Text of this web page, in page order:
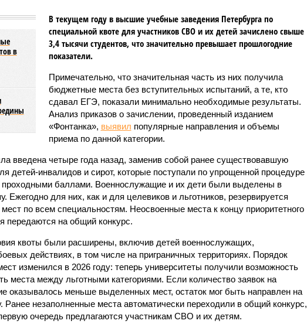
в
В текущем году в высшие учебные заведения Петербурга по
специальной квоте для участников СВО и их детей зачислено свыше
3,4 тысячи студентов, что значительно превышает прошлогодние
показатели.
Примечательно, что значительная часть из них получила
бюджетные места без вступительных испытаний, а те, кто
сдавал ЕГЭ, показали минимально необходимые результаты.
Анализ приказов о зачислении, проведенный изданием
«Фонтанка», выявил популярные направления и объемы
приема по данной категории.
введена четыре года назад, заменив собой ранее существовавшую
детей-инвалидов и сирот, которые поступали по упрощенной процедуре
проходными баллами. Военнослужащие и их дети были выделены в
Ежегодно для них, как и для целевиков и льготников, резервируется
по всем специальностям. Неосвоенные места к концу приоритетного
передаются на общий конкурс.
квоты были расширены, включив детей военнослужащих,
действиях, в том числе на приграничных территориях. Порядок
изменился в 2026 году: теперь университеты получили возможность
места между льготными категориями. Если количество заявок на
оказывалось меньше выделенных мест, остаток мог быть направлен на
Ранее незаполненные места автоматически переходили в общий конкурс,
очередь предлагаются участникам СВО и их детям.